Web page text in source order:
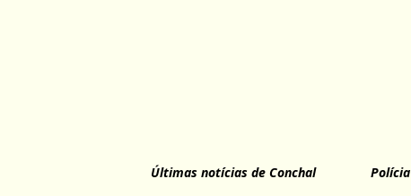
Últimas notícias de Conchal Polícia